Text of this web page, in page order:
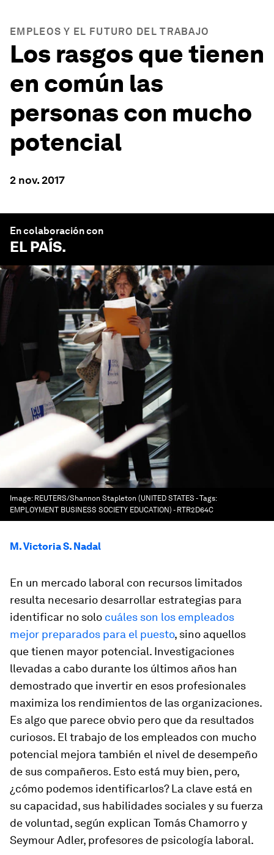
EMPLEOS Y EL FUTURO DEL TRABAJO
Los rasgos que tienen
en común las
personas con mucho
potencial
2 nov. 2017
En colaboración con
EL PAÍS.
Image: REUTERS/Shannon Stapleton (UNITED STATES - Tags:
EMPLOYMENT BUSINESS SOCIETY EDUCATION) - RTR2D64C
M. Victoria S. Nadal
En un mercado laboral con recursos limitados
resulta necesario desarrollar estrategias para
identificar no solo cuáles son los empleados
mejor preparados para el puesto, sino aquellos
que tienen mayor potencial. Investigaciones
llevadas a cabo durante los últimos años han
demostrado que invertir en esos profesionales
maximiza los rendimientos de las organizaciones.
Es algo que parece obvio pero que da resultados
curiosos. El trabajo de los empleados con mucho
potencial mejora también el nivel de desempeño
de sus compañeros. Esto está muy bien, pero,
¿cómo podemos identificarlos? La clave está en
su capacidad, sus habilidades sociales y su fuerza
de voluntad, según explican Tomás Chamorro y
Seymour Adler, profesores de psicología laboral.